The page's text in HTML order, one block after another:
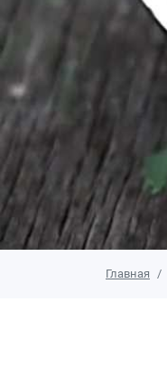
Главная